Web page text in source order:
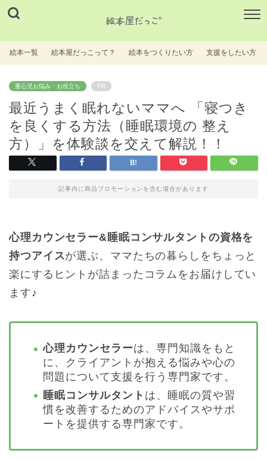
絵本一覧 絵本屋だっこって？ 絵本をつくりたい方 支援をしたい方
重心児お悩み・お役立ち PR
最近うまく眠れないママへ 「寝つき
を良くする方法（睡眠環境の 整え
方）」を体験談を交えて解説！！
記事内に商品プロモーションを含む場合があります
心理カウンセラー&睡眠コンサルタントの資格を
持つアイスが選ぶ、 ママたちの暮らしをちょっと
楽にするヒントが詰まったコラムをお届けしてい
ます♪
心理カウンセラーは、専門知識をもと
に、クライアントが抱える悩みや心の
問題について支援を行う専門家です。
睡眠コンサルタント は、睡眠の質や習
慣を改善するためのアドバイスやサポ
ートを提供する専門家です。